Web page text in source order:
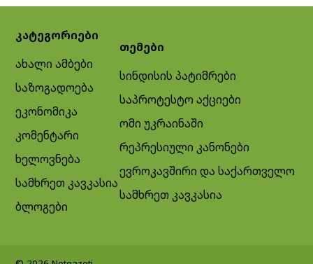
კატეგორიები
ახალი ამბები
საზოგადოება
ეკონომიკა
კომენტარი
ხელოვნება
სამხრეთ კავკასია
ბლოგები
თემები
სინდისის პატიმრები
საპროტესტო აქციები
ომი უკრაინაში
რეპრესიული კანონები
ევროკავშირი და საქართველო
სამხრეთ კავკასია